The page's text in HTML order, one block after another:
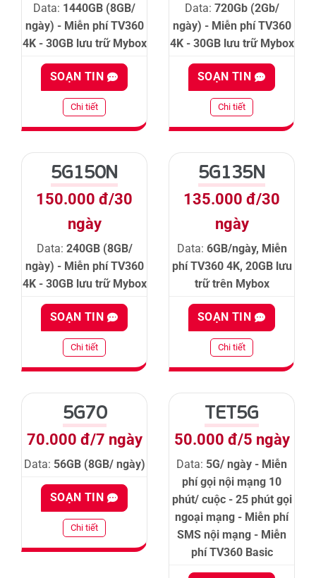
Data: 1440GB (8GB/
ngày) - Miễn phí TV360
4K - 30GB lưu trữ Mybox
SOẠN TIN
Chi tiết
Data: 720Gb (2Gb/
ngày) - Miễn phí TV360
4K - 30GB lưu trữ Mybox
SOẠN TIN
Chi tiết
5G150N
150.000 đ/30
ngày
Data: 240GB (8GB/
ngày) - Miễn phí TV360
4K - 30GB lưu trữ Mybox
SOẠN TIN
Chi tiết
5G135N
135.000 đ/30
ngày
Data: 6GB/ngày, Miễn
phí TV360 4K, 20GB lưu
trữ trên Mybox
SOẠN TIN
Chi tiết
5G70
70.000 đ/7 ngày
Data: 56GB (8GB/ ngày)
SOẠN TIN
Chi tiết
TET5G
50.000 đ/5 ngày
Data: 5G/ ngày - Miễn
phí gọi nội mạng 10
phút/ cuộc - 25 phút gọi
ngoại mạng - Miễn phí
SMS nội mạng - Miễn
phí TV360 Basic